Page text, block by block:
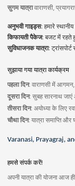
सुगम यात्रावाराणसी,
अनुभवी गाइड्स: हमारे
किफायती पैकेज: बजट में रहते
सुविधाजनक यात्रा:
सुझाया गया यात्रा कार्यक्रम
पहला दिन: वाराणसी में
दूसरा दिन: सुबह सारनाथ
तीसरा दिन: अयोध्या के लिए
चौथा दिन: यात्रा समाप्ति और
Varanasi, Prayagraj,
हमसे संपर्क करें!
अपनी यात्रा की योजना आज